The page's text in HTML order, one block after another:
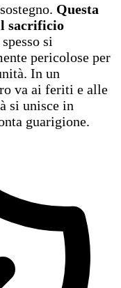
Questa
sacrificio
si
pericolose per
In un
va ai feriti e alle
si unisce in
guarigione.